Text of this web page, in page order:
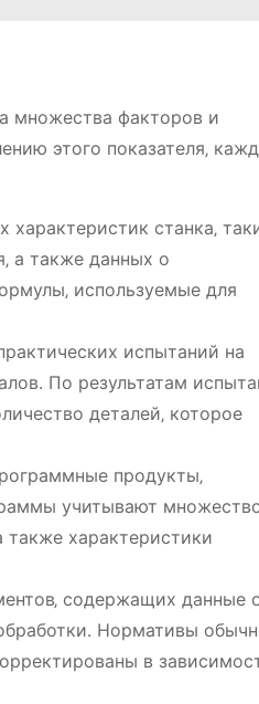
множества факторов и
этого показателя‚
станка‚
а также данных о
используемые для
испытаний на
По результатам
деталей‚ которое
продукты‚
учитывают
также характеристики
содержащих данные
Нормативы
в